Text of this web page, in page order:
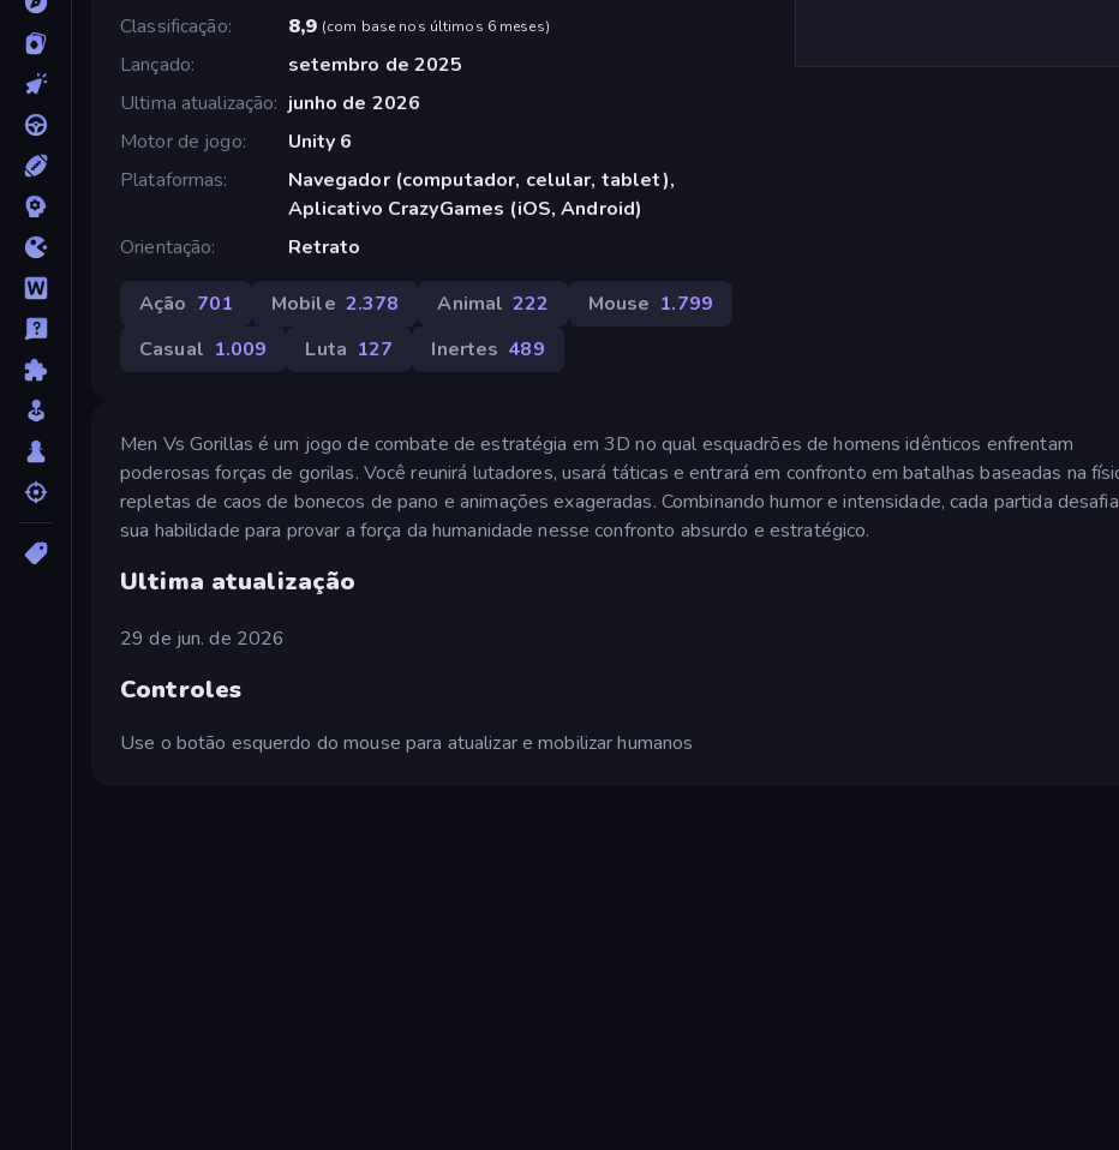
Classificação
8,9 (com base nos últimos 6 meses)
Lançado
setembro de 2025
Ultima atualização
junho de 2026
Motor de jogo
Unity 6
Plataformas
Navegador (computador, celular, tablet),
Aplicativo CrazyGames (iOS, Android)
Orientação
Retrato
Ação 701 Mobile 2.378 Animal 222 Mouse 1.799
Casual 1.009 Luta 127 Inertes 489
Men Vs Gorillas é um jogo de combate de estratégia em 3D no qual esquadrões de homens idênticos enfrentam
poderosas forças de gorilas. Você reunirá lutadores, usará táticas e entrará em confronto em batalhas baseadas na
repletas de caos de bonecos de pano e animações exageradas. Combinando humor e intensidade, cada partida desafia
sua habilidade para provar a força da humanidade nesse confronto absurdo e estratégico.
Ultima atualização
29 de jun. de 2026
Controles
Use o botão esquerdo do mouse para atualizar e mobilizar humanos